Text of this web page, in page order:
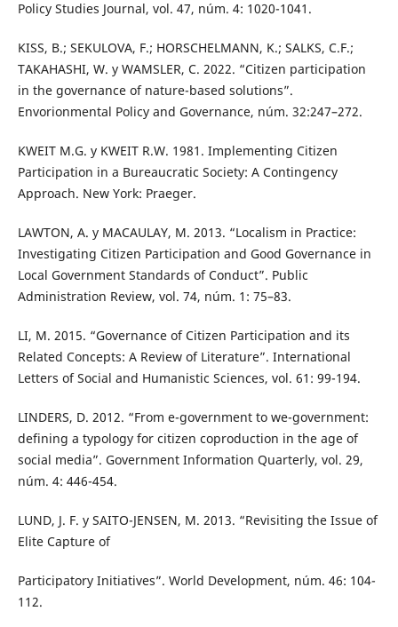
Policy Studies Journal, vol. 47, núm. 4: 1020-1041.
KISS, B.; SEKULOVA, F.; HORSCHELMANN, K.; SALKS, C.F.;
TAKAHASHI, W. y WAMSLER, C. 2022. “Citizen participation
in the governance of nature-based solutions”.
Envorionmental Policy and Governance, núm. 32:247–272.
KWEIT M.G. y KWEIT R.W. 1981. Implementing Citizen
Participation in a Bureaucratic Society: A Contingency
Approach. New York: Praeger.
LAWTON, A. y MACAULAY, M. 2013. “Localism in Practice:
Investigating Citizen Participation and Good Governance in
Local Government Standards of Conduct”. Public
Administration Review, vol. 74, núm. 1: 75–83.
LI, M. 2015. “Governance of Citizen Participation and its
Related Concepts: A Review of Literature”. International
Letters of Social and Humanistic Sciences, vol. 61: 99-194.
LINDERS, D. 2012. “From e-government to we-government:
defining a typology for citizen coproduction in the age of
social media”. Government Information Quarterly, vol. 29,
núm. 4: 446-454.
LUND, J. F. y SAITO-JENSEN, M. 2013. “Revisiting the Issue of
Elite Capture of
Participatory Initiatives”. World Development, núm. 46: 104-
112.